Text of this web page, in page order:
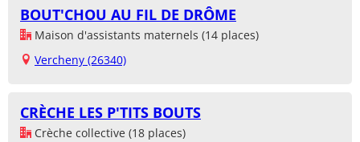
BOUT'CHOU AU FIL DE DRÔME
Maison d'assistants maternels (14 places)
Vercheny (26340)
CRÈCHE LES P'TITS BOUTS
Crèche collective (18 places)